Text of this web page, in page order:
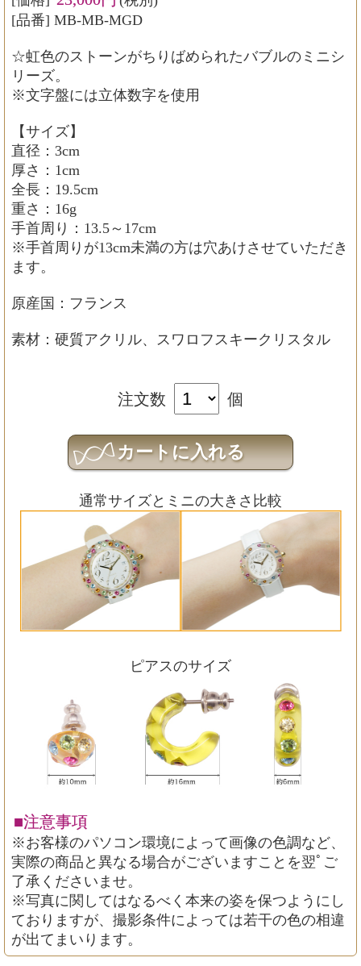
[品番] MB-MB-MGD
☆虹色のストーンがちりばめられたバブルのミニシ
リーズ。
※文字盤には立体数字を使用
【サイズ】
直径：3cm
厚さ：1cm
全長：19.5cm
重さ：16g
手首周り：13.5～17cm
※手首周りが13cm未満の方は穴あけさせていただき
ます。
原産国：フランス
素材：硬質アクリル、スワロフスキークリスタル
注文数 個
通常サイズとミニの大きさ比較
ピアスのサイズ
■注意事項
※お客様のパソコン環境によって画像の色調など、
実際の商品と異なる場合がございますことを翌ﾟご
了承くださいませ。
※写真に関してはなるべく本来の姿を保つようにし
ておりますが、撮影条件によっては若干の色の相違
が出てまいります。